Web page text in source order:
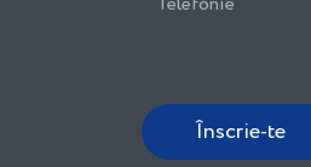
Telefonie
Înscrie-te